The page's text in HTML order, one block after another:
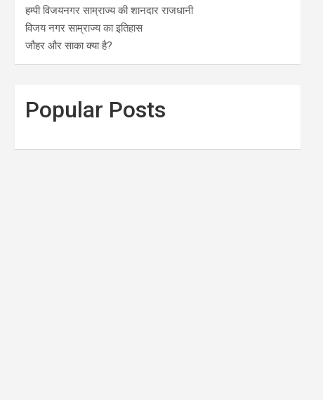
हम्पी विजयनगर साम्राज्य की शानदार राजधानी
विजय नगर साम्राज्य का इतिहास
जौहर और साका क्या है?
Popular Posts